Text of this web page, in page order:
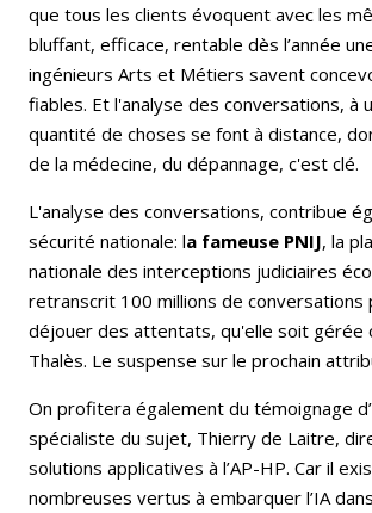
que tous les clients évoquent avec les
bluffant, efficace, rentable dès l’année
ingénieurs Arts et Métiers savent
fiables. Et l'analyse des conversations, à
quantité de choses se font à distance,
de la médecine, du dépannage, c'est clé.
L'analyse des conversations, contribue
sécurité nationale: la fameuse PNIJ, la
nationale des interceptions judiciaires
retranscrit 100 millions de conversations
déjouer des attentats, qu'elle soit gérée
Thalès. Le suspense sur le prochain
On profitera également du témoignage
spécialiste du sujet, Thierry de Laitre,
solutions applicatives à l’AP-HP. Car il
nombreuses vertus à embarquer l’IA